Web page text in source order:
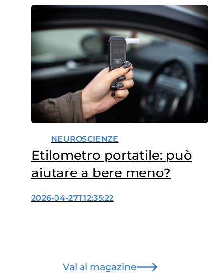
NEUROSCIENZE
Etilometro portatile: può
aiutare a bere meno?
2026-04-27T12:35:22
Val al magazine